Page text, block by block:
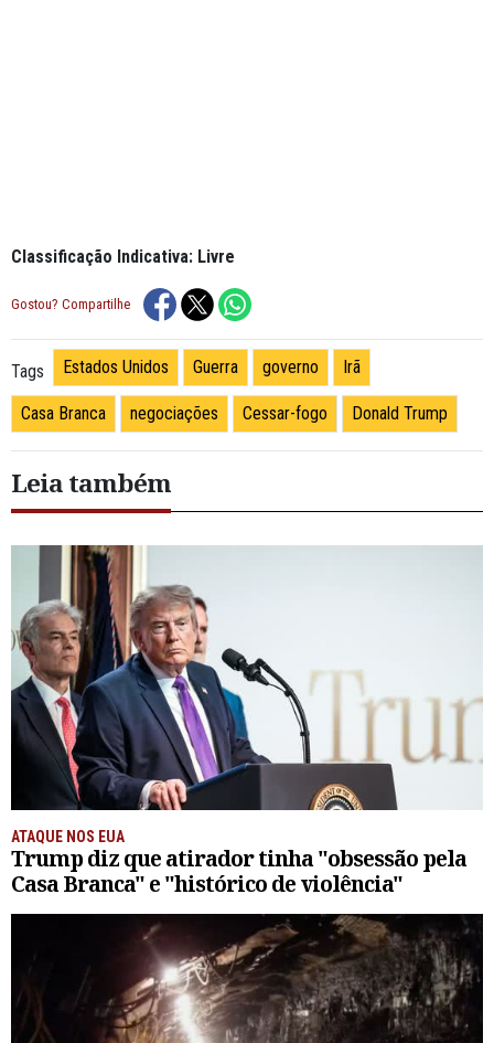
Classificação Indicativa: Livre
Gostou? Compartilhe
Tags Estados Unidos Guerra governo Irã
Casa Branca negociações Cessar-fogo Donald Trump
Leia também
ATAQUE NOS EUA
Trump diz que atirador tinha "obsessão pela
Casa Branca" e "histórico de violência"